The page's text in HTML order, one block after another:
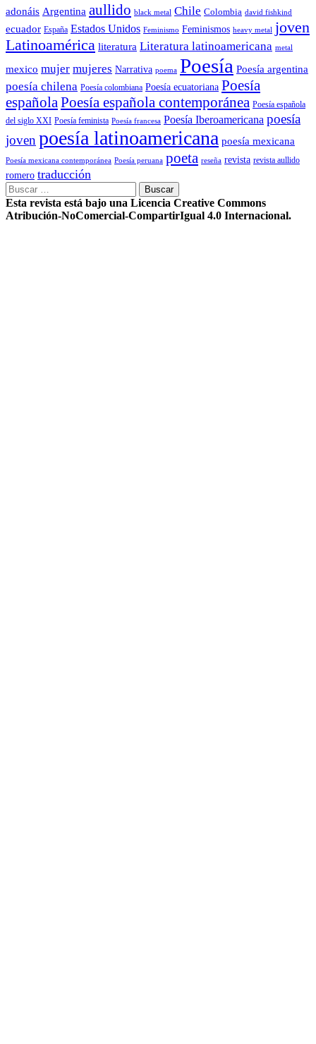
adonáis Argentina aullido black metal Chile Colombia david fishkind
ecuador España Estados Unidos Feminismo Feminismos heavy metal joven
Latinoamérica literatura Literatura latinoamericana metal
mexico mujer mujeres Narrativa poema Poesía Poesía argentina
poesía chilena Poesía colombiana Poesía ecuatoriana Poesía
española Poesía española contemporánea Poesía española
del siglo XXI Poesía feminista Poesía francesa Poesía Iberoamericana poesía
joven poesía latinoamericana poesía mexicana
Poesía mexicana contemporánea Poesía peruana poeta reseña revista revista aullido
romero traducción
Buscar:
Esta revista está bajo una Licencia Creative Commons
Atribución-NoComercial-CompartirIgual 4.0 Internacional.